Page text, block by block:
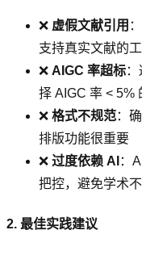
❌ 虚假文献引用
支持真实文献的
❌ AIGC 率超标
择 AIGC 率 < 5%
❌ 格式不规范：
排版功能很重要
❌ 过度依赖 AI ：
把控，避免学术
2. 最佳实践建议